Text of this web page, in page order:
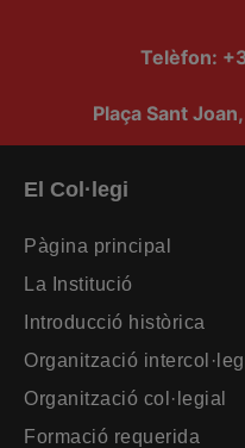
Telèfon:
Plaça Sant
El Col·legi
Pàgina principal
La Institució
Introducció històrica
Organització
Organització col·legial
Formació requerida